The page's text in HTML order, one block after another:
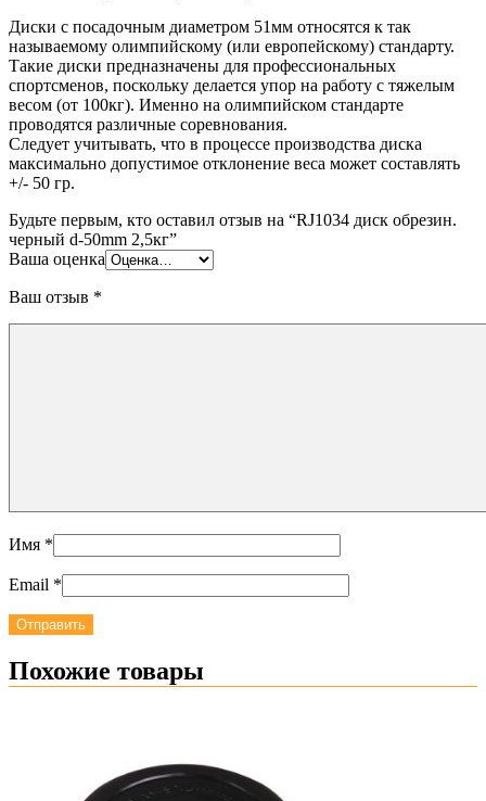
Диски с посадочным диаметром 51мм относятся к так
называемому олимпийскому (или европейскому) стандарту.
Такие диски предназначены для профессиональных
спортсменов, поскольку делается упор на работу с тяжелым
весом (от 100кг). Именно на олимпийском стандарте
проводятся различные соревнования.
Следует учитывать, что в процессе производства диска
максимально допустимое отклонение веса может составлять
+/- 50 гр.
Будьте первым, кто оставил отзыв на “RJ1034 диск обрезин.
черный d-50mm 2,5кг”
Ваша оценка
Ваш отзыв *
Имя *
Email *
Похожие товары